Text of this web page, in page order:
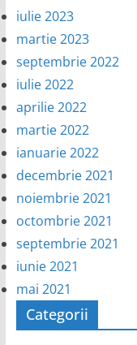
iulie 2023
martie 2023
septembrie 2022
iulie 2022
aprilie 2022
martie 2022
ianuarie 2022
decembrie 2021
noiembrie 2021
octombrie 2021
septembrie 2021
iunie 2021
mai 2021
Categorii